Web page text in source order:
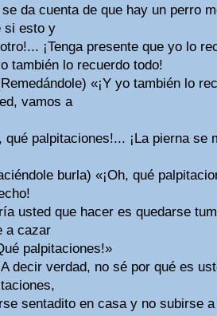
da cuenta de que hay un perro
si esto y
¡Tenga presente que yo lo
también lo recuerdo todo!
«¡Y yo también lo
vamos a
qué palpitaciones!... ¡La pierna se
burla) «¡Oh, qué
usted que hacer es quedarse
a cazar
palpitaciones!»
decir verdad, no sé por qué es
sentadito en casa y no subirse